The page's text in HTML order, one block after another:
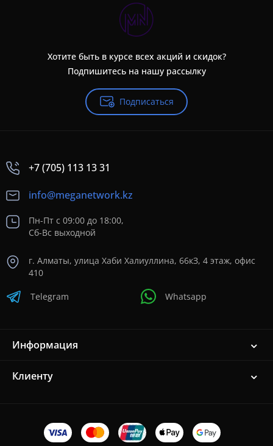
Хотите быть в курсе всех акций и скидок?
Подпишитесь на нашу рассылку
Подписаться
+7 (705) 113 13 31
info@meganetwork.kz
Пн-Пт с 09:00 до 18:00,
Сб-Вс выходной
г. Алматы, улица Хаби Халиуллина, 66кЗ, 4 этаж, офис
410
Telegram Whatsapp
Информация
Клиенту